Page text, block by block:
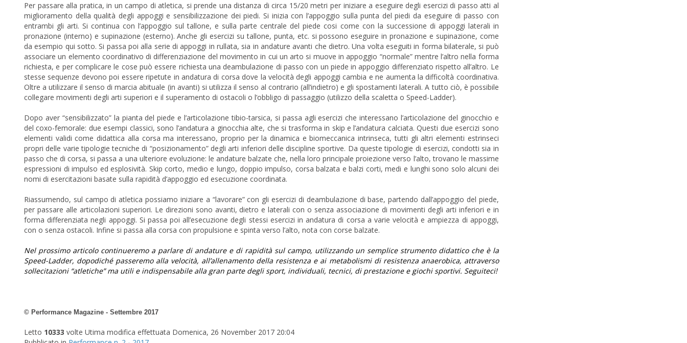
Per passare alla pratica, in un campo di atletica, si prende una distanza di circa 15/20 metri per iniziare a eseguire degli esercizi di passo atti al
miglioramento della qualità degli appoggi e sensibilizzazione dei piedi. Si inizia con l’appoggio sulla punta del piedi da eseguire di passo con
entrambi gli arti. Si continua con l’appoggio sul tallone, e sulla parte centrale del piede cosi come con la successione di appoggi laterali in
pronazione (interno) e supinazione (esterno). Anche gli esercizi su tallone, punta, etc. si possono eseguire in pronazione e supinazione, come
da esempio qui sotto. Si passa poi alla serie di appoggi in rullata, sia in andature avanti che dietro. Una volta eseguiti in forma bilaterale, si può
associare un elemento coordinativo di differenziazione del movimento in cui un arto si muove in appoggio “normale” mentre l’altro nella forma
richiesta, e per complicare le cose può essere richiesta una deambulazione di passo con un piede in appoggio differenziato rispetto all’altro. Le
stesse sequenze devono poi essere ripetute in andatura di corsa dove la velocità degli appoggi cambia e ne aumenta la difficoltà coordinativa.
Oltre a utilizzare il senso di marcia abituale (in avanti) si utilizza il senso al contrario (all’indietro) e gli spostamenti laterali. A tutto ciò, è possibile
collegare movimenti degli arti superiori e il superamento di ostacoli o l’obbligo di passaggio (utilizzo della scaletta o Speed-Ladder).
Dopo aver “sensibilizzato” la pianta del piede e l’articolazione tibio-tarsica, si passa agli esercizi che interessano l’articolazione del ginocchio e
del coxo-femorale: due esempi classici, sono l’andatura a ginocchia alte, che si trasforma in skip e l’andatura calciata. Questi due esercizi sono
elementi validi come didattica alla corsa ma interessano, proprio per la dinamica e biomeccanica intrinseca, tutti gli altri elementi estrinseci
propri delle varie tipologie tecniche di “posizionamento” degli arti inferiori delle discipline sportive. Da queste tipologie di esercizi, condotti sia in
passo che di corsa, si passa a una ulteriore evoluzione: le andature balzate che, nella loro principale proiezione verso l’alto, trovano le massime
espressioni di impulso ed esplosività. Skip corto, medio e lungo, doppio impulso, corsa balzata e balzi corti, medi e lunghi sono solo alcuni dei
nomi di esercitazioni basate sulla rapidità d’appoggio ed esecuzione coordinata.
Riassumendo, sul campo di atletica possiamo iniziare a “lavorare” con gli esercizi di deambulazione di base, partendo dall’appoggio del piede,
per passare alle articolazioni superiori. Le direzioni sono avanti, dietro e laterali con o senza associazione di movimenti degli arti inferiori e in
forma differenziata negli appoggi. Si passa poi all’esecuzione degli stessi esercizi in andatura di corsa a varie velocità e ampiezza di appoggi,
con o senza ostacoli. Infine si passa alla corsa con propulsione e spinta verso l’alto, nota con corse balzate.
Nel prossimo articolo continueremo a parlare di andature e di rapidità sul campo, utilizzando un semplice strumento didattico che è la
Speed-Ladder, dopodiché passeremo alla velocità, all’allenamento della resistenza e ai metabolismi di resistenza anaerobica, attraverso
sollecitazioni “atletiche” ma utili e indispensabile alla gran parte degli sport, individuali, tecnici, di prestazione e giochi sportivi. Seguiteci!
© Performance Magazine - Settembre 2017
Letto 10333 volte Utima modifica effettuata Domenica, 26 November 2017 20:04